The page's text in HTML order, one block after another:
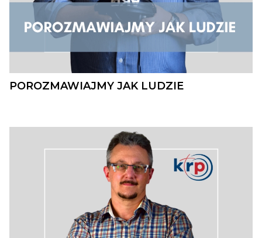
POROZMAWIAJMY JAK LUDZIE